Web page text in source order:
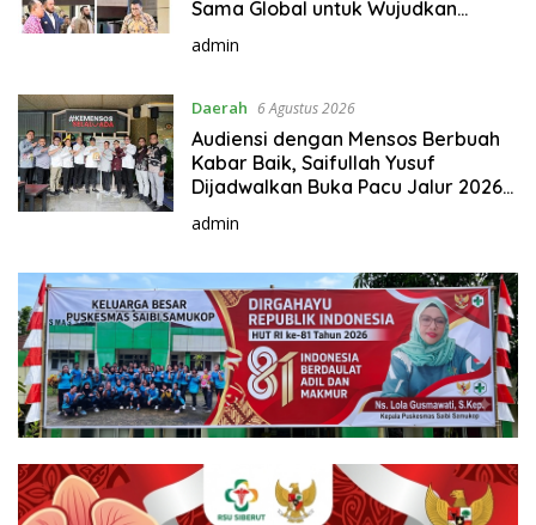
Sama Global untuk Wujudkan
admin
Daerah 6 Agustus 2026
Audiensi dengan Mensos Berbuah
Kabar Baik, Saifullah Yusuf
Dijadwalkan Buka Pacu Jalur 2026
Kuansing
admin